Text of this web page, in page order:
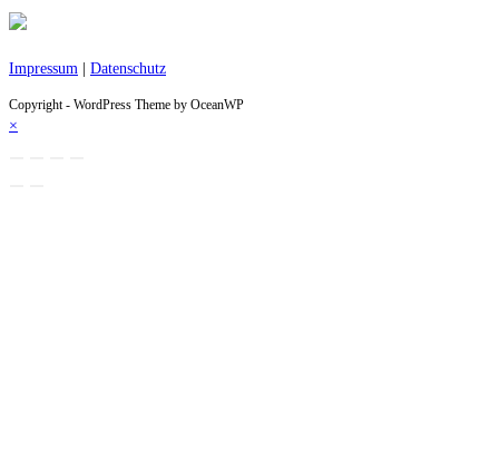
Impressum | Datenschutz
Copyright - WordPress Theme by OceanWP
×